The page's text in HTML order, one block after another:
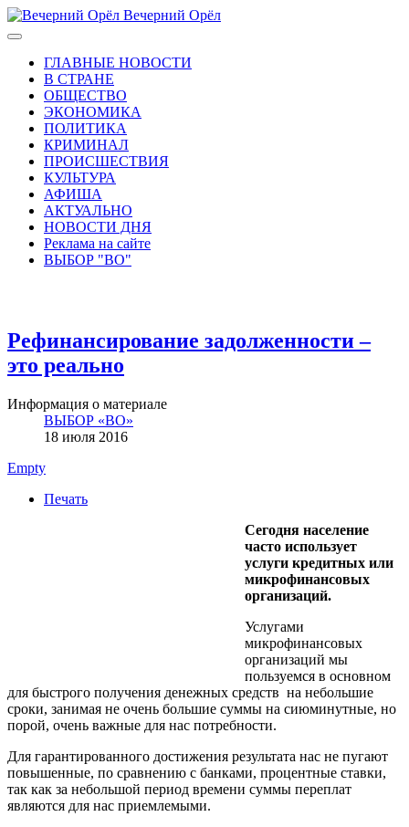
Вечерний Орёл
ГЛАВНЫЕ НОВОСТИ
В СТРАНЕ
ОБЩЕСТВО
ЭКОНОМИКА
ПОЛИТИКА
КРИМИНАЛ
ПРОИСШЕСТВИЯ
КУЛЬТУРА
АФИША
АКТУАЛЬНО
НОВОСТИ ДНЯ
Реклама на сайте
ВЫБОР "ВО"
Рефинансирование задолженности –
это реально
Информация о материале
ВЫБОР «ВО»
18 июля 2016
Empty
Печать
Сегодня население
часто использует
услуги кредитных или
микрофинансовых
организаций.
Услугами
микрофинансовых
организаций мы
пользуемся в основном
для быстрого получения денежных средств на небольшие
сроки, занимая не очень большие суммы на сиюминутные, но
порой, очень важные для нас потребности.
Для гарантированного достижения результата нас не пугают
повышенные, по сравнению с банками, процентные ставки,
так как за небольшой период времени суммы переплат
являются для нас приемлемыми.